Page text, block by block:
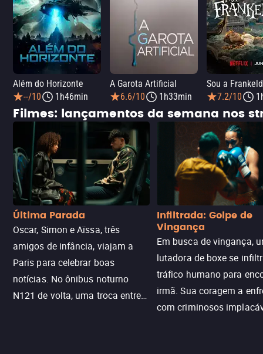
Além do Horizonte
--/10
1h46min
A Garota Artificial
6.6/10
1h33min
Sou a
7.2/10
Filmes: lançamentos da semana nos
Última Parada
Oscar, Simon e Aïssa, três
amigos de infância, viajam a
Paris para celebrar boas
notícias. No ônibus noturno
N121 de volta, uma troca entre
Infiltrada: Golpe de
Vingança
Em busca de vingança,
lutadora de boxe se
tráfico humano para
irmã. Sua coragem a
com criminosos